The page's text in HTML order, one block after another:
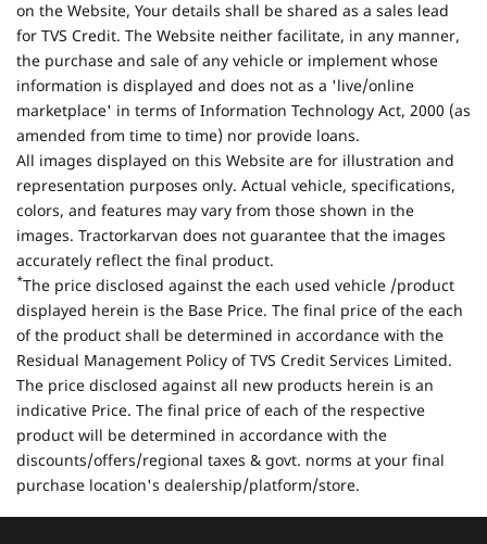
on the Website, Your details shall be shared as a sales lead
for TVS Credit. The Website neither facilitate, in any manner,
the purchase and sale of any vehicle or implement whose
information is displayed and does not as a 'live/online
marketplace' in terms of Information Technology Act, 2000 (as
amended from time to time) nor provide loans.
All images displayed on this Website are for illustration and
representation purposes only. Actual vehicle, specifications,
colors, and features may vary from those shown in the
images. Tractorkarvan does not guarantee that the images
accurately reflect the final product.
*The price disclosed against the each used vehicle /product
displayed herein is the Base Price. The final price of the each
of the product shall be determined in accordance with the
Residual Management Policy of TVS Credit Services Limited.
The price disclosed against all new products herein is an
indicative Price. The final price of each of the respective
product will be determined in accordance with the
discounts/offers/regional taxes & govt. norms at your final
purchase location's dealership/platform/store.